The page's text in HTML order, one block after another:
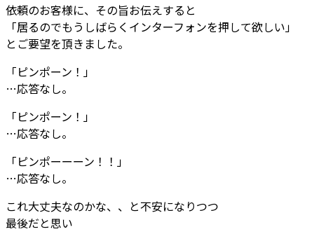
依頼のお客様に、その旨お伝えすると
「居るのでもうしばらくインターフォンを押して欲しい」
とご要望を頂きました。
「ピンポーン！」
…応答なし。
「ピンポーン！」
…応答なし。
「ピンポーーーン！！」
…応答なし。
これ大丈夫なのかな、、と不安になりつつ
最後だと思い